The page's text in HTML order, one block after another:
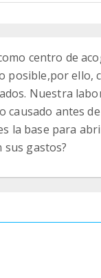
centro de
posible,por ello,
Nuestra
causado antes
la base para
gastos?